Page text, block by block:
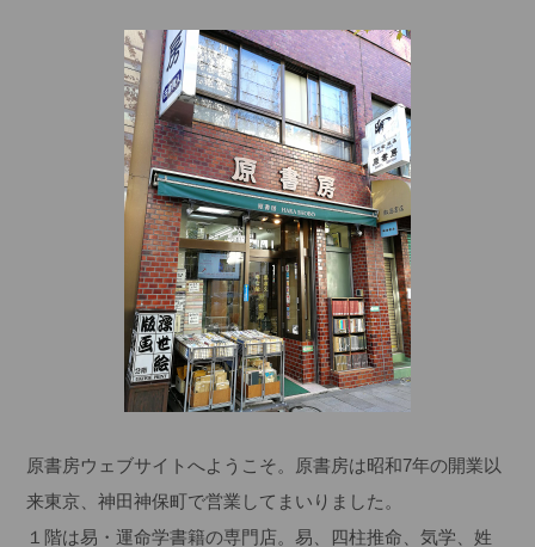
原書房ウェブサイトへようこそ。原書房は昭和7年の開業以
来東京、神田神保町で営業してまいりました。
１階は易・運命学書籍の専門店。易、四柱推命、気学、姓